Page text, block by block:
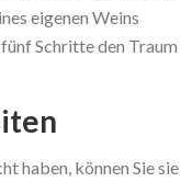
eigenen Weins
Schritte den Traum
haben, können Sie sie